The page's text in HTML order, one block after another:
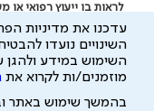
לראות בו ייעוץ רפואי
זה
ידוע לי שהר"י אוספת
עשוי להיות מועבר
עדכנו את מדיניות
השינויים נועדו
השימוש במידע
מוזמנים/ות לקרוא את
בהמשך שימוש באתר